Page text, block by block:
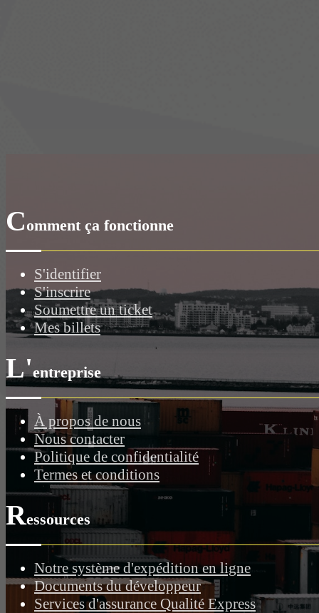
Comment ça fonctionne
S'identifier
S'inscrire
Soumettre un ticket
Mes billets
L'entreprise
À propos de nous
Nous contacter
Politique de confidentialité
Termes et conditions
Ressources
Notre système d'expédition en ligne
Documents du développeur
Services d'assurance Qualité Express